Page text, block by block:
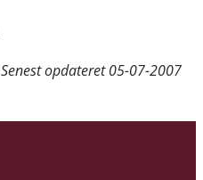
Senest opdateret05-07-2007